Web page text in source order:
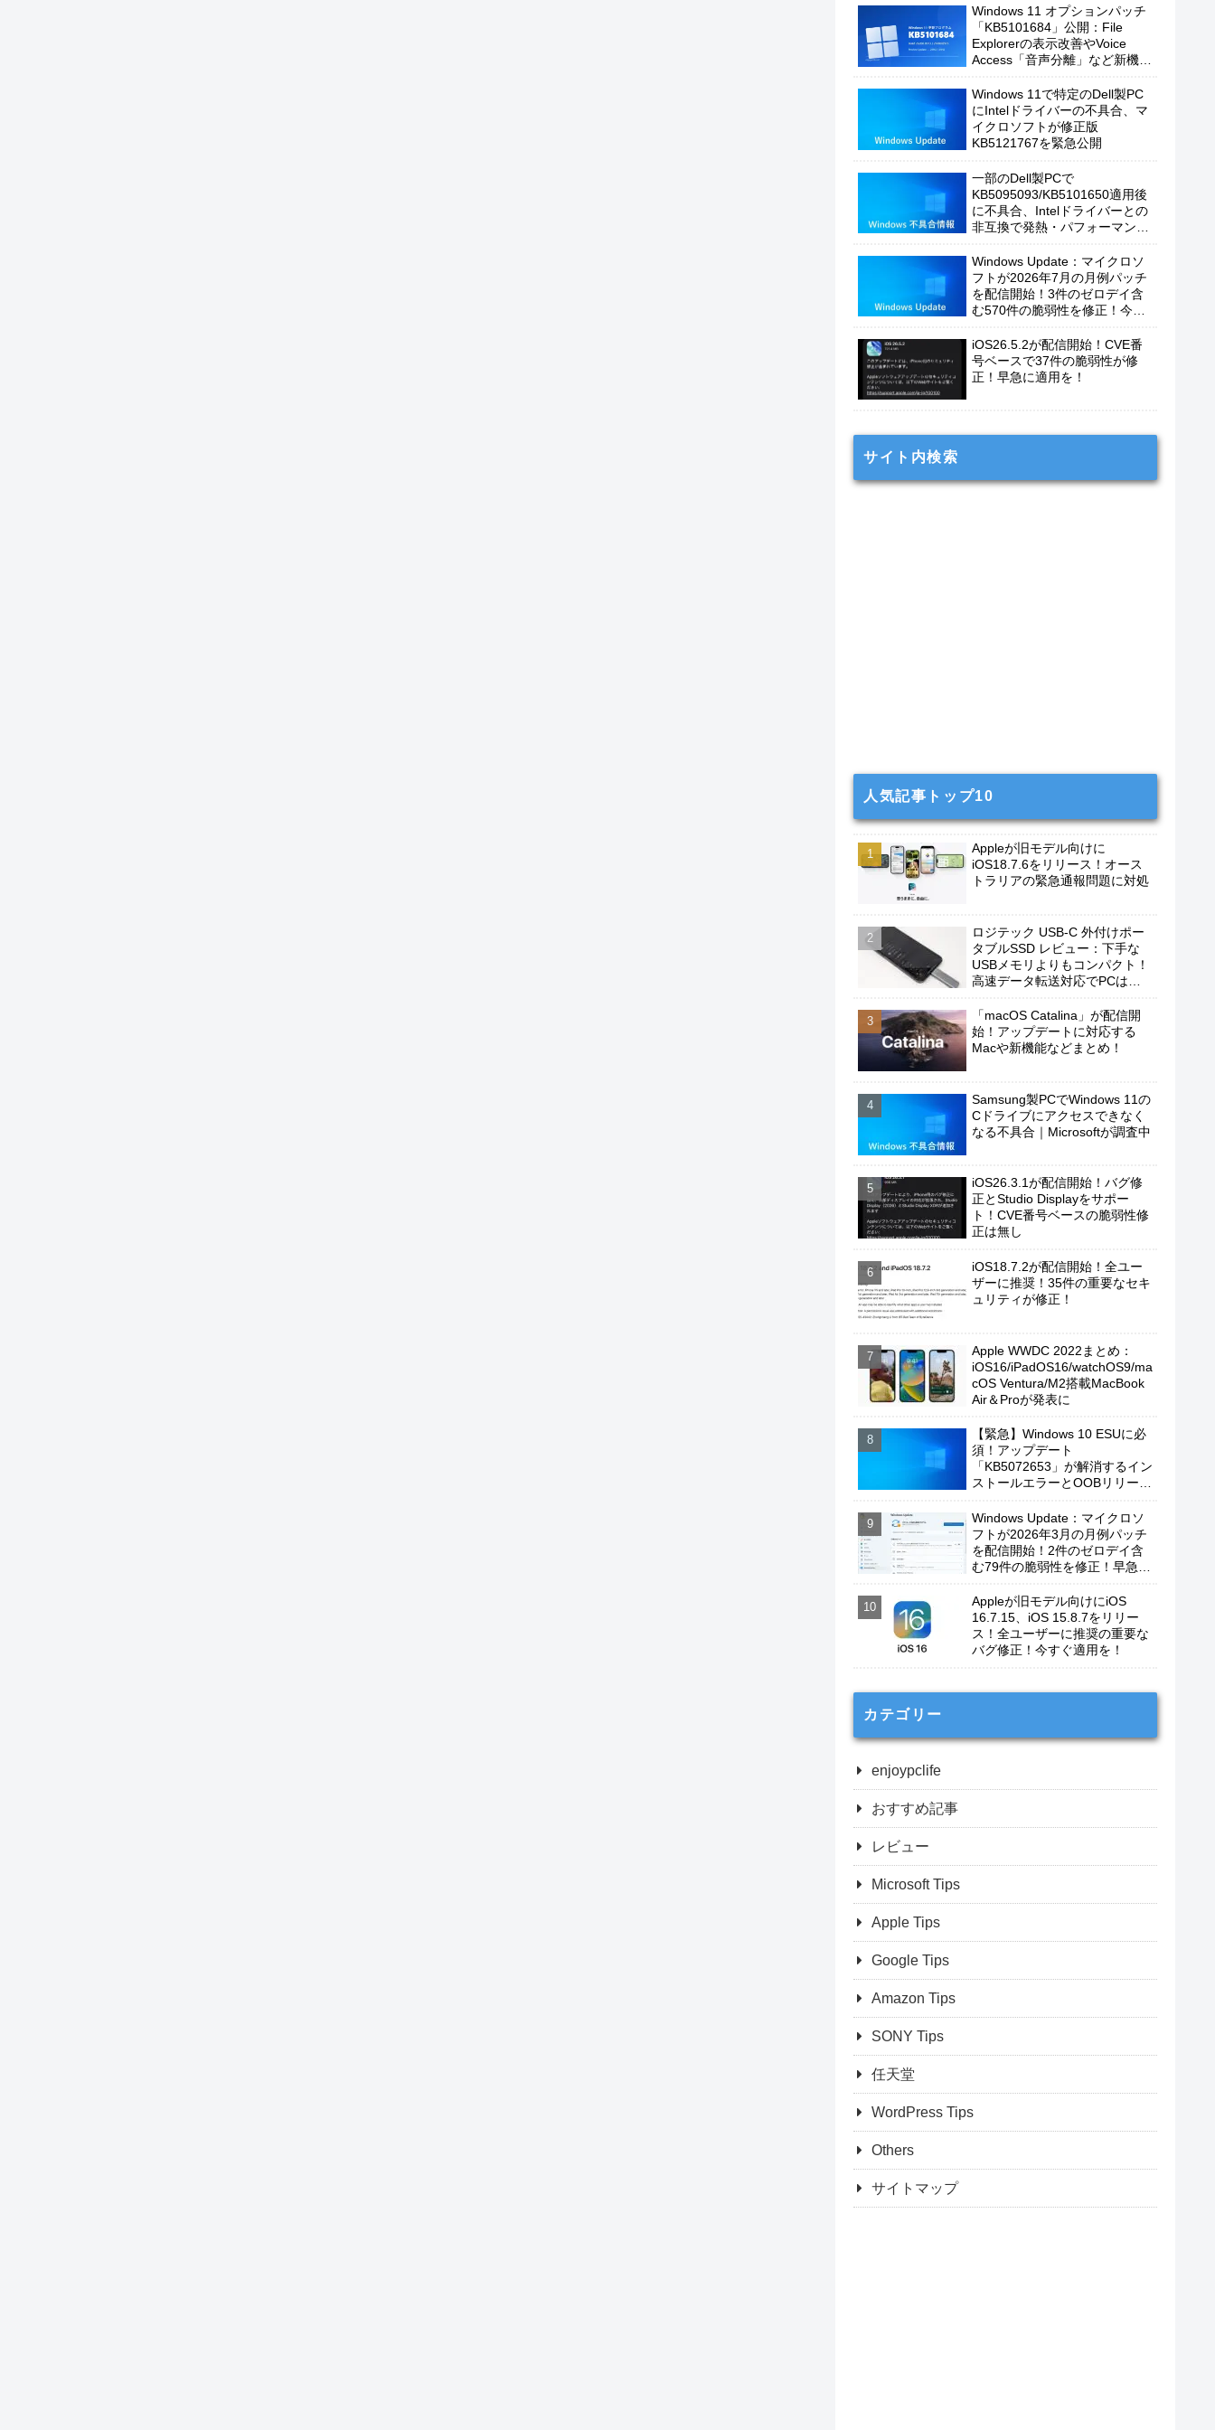
Windows 11 オプションパッチ
「KB5101684」公開：File
Explorerの表示改善やVoice
Access「音声分離」など新機能
Windows 11で特定のDell製PC
にIntelドライバーの不具合、マ
イクロソフトが修正版
KB5121767を緊急公開
一部のDell製PCで
KB5095093/KB5101650適用後
に不具合、Intelドライバーとの
非互換で発熱・パフォーマンス
Windows Update：マイクロソ
フトが2026年7月の月例パッチ
を配信開始！3件のゼロデイ含
む570件の脆弱性を修正！今す
iOS26.5.2が配信開始！CVE番
号ベースで37件の脆弱性が修
正！早急に適用を！
サイト内検索
人気記事トップ10
Appleが旧モデル向けに
iOS18.7.6をリリース！オース
トラリアの緊急通報問題に対処
ロジテック USB-C 外付けポー
タブルSSD レビュー：下手な
USBメモリよりもコンパクト！
高速データ転送対応でPCは勿
もおすすめ！
「macOS Catalina」が配信開
始！アップデートに対応する
Macや新機能などまとめ！
Samsung製PCでWindows 11の
Cドライブにアクセスできなく
なる不具合｜Microsoftが調査中
iOS26.3.1が配信開始！バグ修
正とStudio Displayをサポー
ト！CVE番号ベースの脆弱性修
正は無し
iOS18.7.2が配信開始！全ユー
ザーに推奨！35件の重要なセキ
ュリティが修正！
Apple WWDC 2022まとめ：
iOS16/iPadOS16/watchOS9/ma
cOS Ventura/M2搭載MacBook
Air＆Proが発表に
【緊急】Windows 10 ESUに必
須！アップデート
「KB5072653」が解消するイン
ストールエラーとOOBリリース
Windows Update：マイクロソ
フトが2026年3月の月例パッチ
を配信開始！2件のゼロデイ含
む79件の脆弱性を修正！早急に
Appleが旧モデル向けにiOS
16.7.15、iOS 15.8.7をリリー
ス！全ユーザーに推奨の重要な
バグ修正！今すぐ適用を！
カテゴリー
enjoypclife
おすすめ記事
レビュー
Microsoft Tips
Apple Tips
Google Tips
Amazon Tips
SONY Tips
任天堂
WordPress Tips
Others
サイトマップ